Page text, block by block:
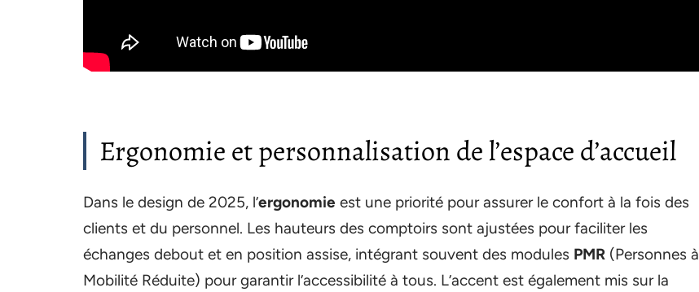
Ergonomie et personnalisation de l’espace d’accueil
Dans le design de 2025, l’ergonomie est une priorité pour assurer le confort à la fois des
clients et du personnel. Les hauteurs des comptoirs sont ajustées pour faciliter les
échanges debout et en position assise, intégrant souvent des modules PMR (Personnes à
Mobilité Réduite) pour garantir l’accessibilité à tous. L’accent est également mis sur la